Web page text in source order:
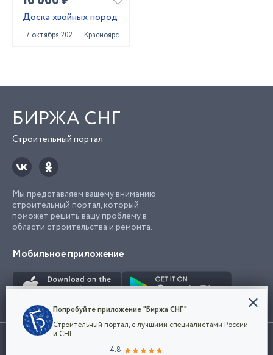
Доска хвойных пород
7 октября 2022 Красноярск
БИРЖА СНГ
Строительный портал
Мы представляем вашему вниманию
строительный портал, который
поможет решить вашу проблему в
области строительства и ремонта.
Мобильное приложение
Использование сайта, в том числе подача объявлений, означает
марки представленные на сайте являются собственностью их
Конфиденциальность
Мы используем файлы cookie, чтобы сделать
наш сайт удобным для каждого
Попробуйте приложение "Биржа СНГ"
Строительный портал, с лучшими специалистами России
и СНГ
4.8